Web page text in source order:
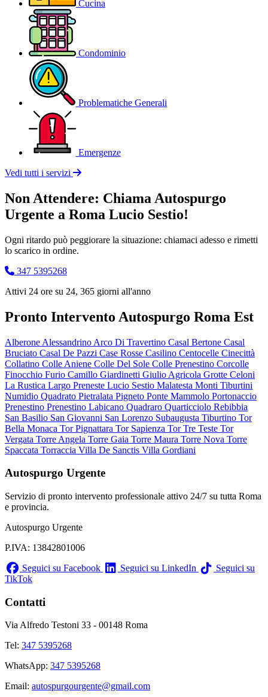
Cucina
Condominio
Problematiche Generali
Emergenze
Vedi tutti i servizi
Non Attendere: Chiama Autospurgo
Urgente a Roma Lucio Sestio!
Ogni ritardo può peggiorare la situazione: chiamaci adesso e rimetti
lo scarico in ordine.
347 5395268
Attivi 24 ore su 24, 365 giorni all'anno
Pronto Intervento Autospurgo Roma Est
Alberone Alessandrino Arco Di Travertino Casal Bertone Casal
Bruciato Casal De Pazzi Case Rosse Casilino Centocelle Cinecittà
Collatino Colle Aniene Colle Del Sole Colle Prenestino Corcolle
Finocchio Furio Camillo Giardinetti Giulio Agricola Grotte Celoni
La Rustica Largo Preneste Lucio Sestio Malatesta Monti Tiburtini
Numidio Quadrato Pietralata Pigneto Ponte Mammolo Portonaccio
Prenestino Prenestino Labicano Quadraro Quarticciolo Rebibbia
San Basilio San Giovanni San Lorenzo Subaugusta Tiburtino Tor
Bella Monaca Tor Pignattara Tor Sapienza Tor Tre Teste Tor
Vergata Torre Angela Torre Gaia Torre Maura Torre Nova Torre
Spaccata Torraccia Villa De Sanctis Villa Gordiani
Autospurgo Urgente
Servizio di pronto intervento professionale attivo 24/7 su tutta Roma
e provincia.
Autospurgo Urgente
P.IVA: 13842801006
Seguici su Facebook
Seguici su LinkedIn
Seguici su
TikTok
Contatti
Via Alfredo Testoni 33 - 00148 Roma
Tel: 347 5395268
WhatsApp: 347 5395268
Email: autospurgourgente@gmail.com